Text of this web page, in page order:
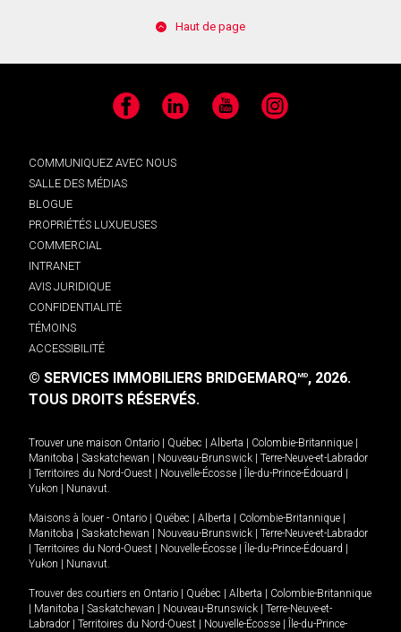
Haut de page
Facebook LinkedIn YouTube Instagram
COMMUNIQUEZ AVEC NOUS
SALLE DES MÉDIAS
BLOGUE
PROPRIÉTÉS LUXUEUSES
COMMERCIAL
INTRANET
AVIS JURIDIQUE
CONFIDENTIALITÉ
TÉMOINS
ACCESSIBILITÉ
© SERVICES IMMOBILIERS BRIDGEMARQMD, 2026.
TOUS DROITS RÉSERVÉS.
Trouver une maison Ontario Québec Alberta Colombie-Britannique
Manitoba
Saskatchewan Nouveau-Brunswick
Terre-Neuve-et-Labrador
Territoires du Nord-Ouest Nouvelle-Écosse Île-du-Prince-Édouard
Yukon
Nunavut.
Maisons à louer - Ontario Québec Alberta Colombie-Britannique
Manitoba
Saskatchewan Nouveau-Brunswick
Terre-Neuve-et-Labrador
Territoires du Nord-Ouest Nouvelle-Écosse Île-du-Prince-Édouard
Yukon
Nunavut.
Trouver des courtiers en Ontario Québec Alberta
Colombie-Britannique
Manitoba Saskatchewan Nouveau-Brunswick
Terre-Neuve-et-
Labrador
Territoires du Nord-Ouest Nouvelle-Écosse
Île-du-Prince-